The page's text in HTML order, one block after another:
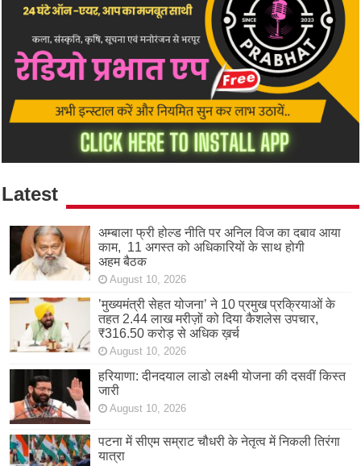
Latest
अम्बाला फ्री होल्ड नीति पर अनिल विज का दबाव आया
काम, 11 अगस्त को अधिकारियों के साथ होगी
अहम बैठक
August 10, 2026
’मुख्यमंत्री सेहत योजना’ ने 10 प्रमुख प्रक्रियाओं के
तहत 2.44 लाख मरीज़ों को दिया कैशलेस उपचार,
₹316.50 करोड़ से अधिक ख़र्च
August 10, 2026
हरियाणा: दीनदयाल लाडो लक्ष्मी योजना की दसवीं किस्त
जारी
August 10, 2026
पटना में सीएम सम्राट चौधरी के नेतृत्व में निकली तिरंगा
यात्रा